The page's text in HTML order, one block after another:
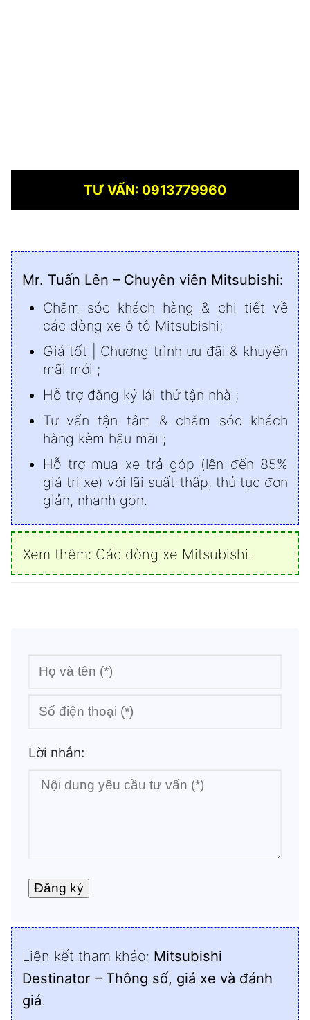
TƯ VẤN: 0913779960
Mr. Tuấn Lên – Chuyên viên Mitsubishi:
Chăm sóc khách hàng & chi tiết về
các dòng xe ô tô Mitsubishi;
Giá tốt | Chương trình ưu đãi & khuyến
mãi mới ;
Hỗ trợ đăng ký lái thử tận nhà ;
Tư vấn tận tâm & chăm sóc khách
hàng kèm hậu mãi ;
Hỗ trợ mua xe trả góp (lên đến 85%
giá trị xe) với lãi suất thấp, thủ tục đơn
giản, nhanh gọn.
Xem thêm: Các dòng xe Mitsubishi.
Lời nhắn:
Liên kết tham khảo: Mitsubishi
Destinator – Thông số, giá xe và đánh
giá.